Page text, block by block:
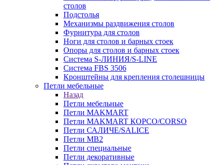
столов
Подстолья
Механизмы раздвижения столов
Фурнитура для столов
Ноги для столов и барных стоек
Опоры для столов и барных стоек
Система S-ЛИНИЯ/S-LINE
Система FBS 3506
Кронштейны для крепления столешницы
Петли мебельные
Назад
Петли мебельные
Петли MAKMART
Петли MAKMART КОРСО/CORSO
Петли САЛИЧЕ/SALICE
Петли MB2
Петли специальные
Петли декоративные